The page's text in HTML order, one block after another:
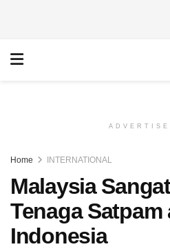
Home INTERNATIONAL
Malaysia
Tenaga Satpam
Indonesia